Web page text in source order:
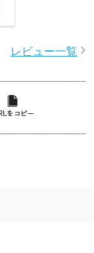
レビュー一覧